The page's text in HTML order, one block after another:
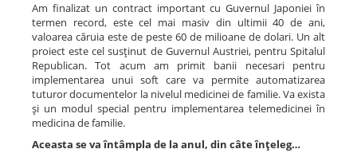
Am finalizat un contract important cu Guvernul Japoniei în
termen record, este cel mai masiv din ultimii 40 de ani,
valoarea căruia este de peste 60 de milioane de dolari. Un alt
proiect este cel susţinut de Guvernul Austriei, pentru Spitalul
Republican. Tot acum am primit banii necesari pentru
implementarea unui soft care va permite automatizarea
tuturor documentelor la nivelul medicinei de familie. Va exista
şi un modul special pentru implementarea telemedicinei în
medicina de familie.
Aceasta se va întâmpla de la anul, din câte înţeleg…